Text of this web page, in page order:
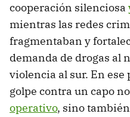
cooperación silenciosa
mientras las redes
fragmentaban y
demanda de drogas al
violencia al sur. En
golpe contra un capo
operativo, sino